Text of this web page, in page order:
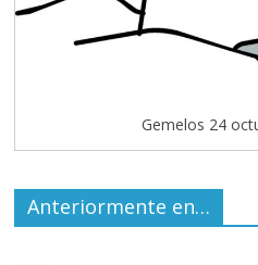
Gemelos 24
Anteriormente en…